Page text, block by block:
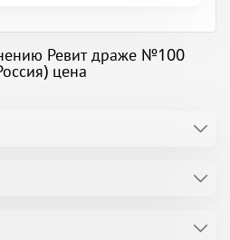
Ревит драже №100
цена